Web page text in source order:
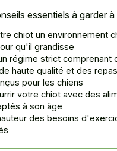
essentiels à garder
chiot un environnement
qu'il grandisse
régime strict comprenant
haute qualité et des
pour les chiens
votre chiot avec des
à son âge
des besoins